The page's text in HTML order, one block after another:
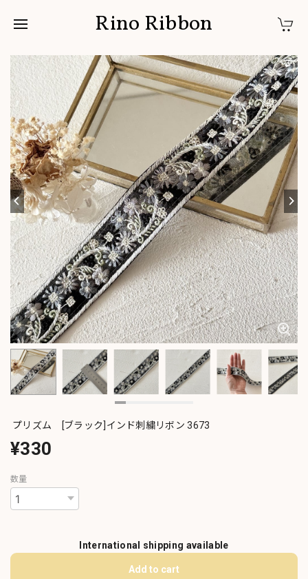
Rino Ribbon
プリズム [ブラック]インド刺繍リボン 3673
¥330
数量
International shipping available
Add to cart